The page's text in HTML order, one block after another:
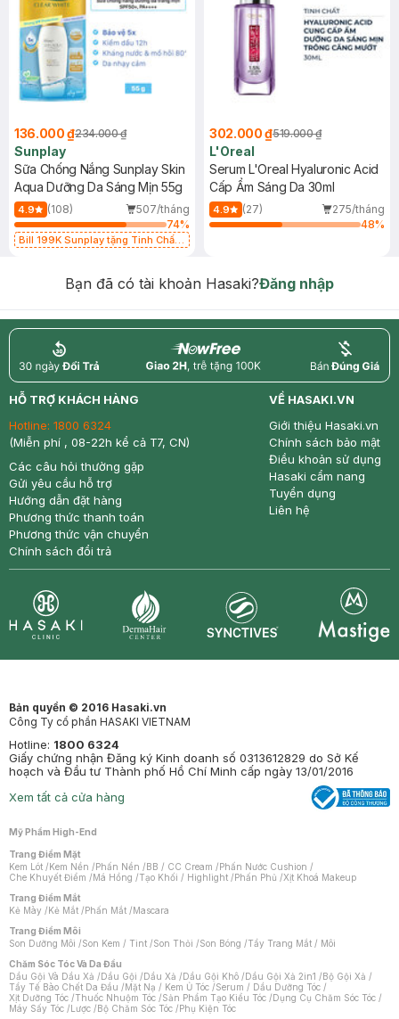
136.000 ₫234.000 ₫
Sunplay
Sữa Chống Nắng Sunplay Skin
Aqua Dưỡng Da Sáng Mịn 55g
4.9 (108)
507/tháng
74%
Bill 199K Sunplay tặng Tinh Chất
302.000 ₫519.000 ₫
L'Oreal
Serum L'Oreal Hyaluronic Acid
Cấp Ẩm Sáng Da 30ml
4.9 (27)
275/tháng
48%
Bạn đã có tài khoản Hasaki?Đăng nhập
return nowfree price
HỖ TRỢ KHÁCH HÀNG
Hotline: 1800 6324
(Miễn phí , 08-22h kể cả T7, CN)
Các câu hỏi thường gặp
Gửi yêu cầu hỗ trợ
Hướng dẫn đặt hàng
Phương thức thanh toán
Phương thức vận chuyển
Chính sách đổi trả
VỀ HASAKI.VN
Giới thiệu Hasaki.vn
Chính sách bảo mật
Điều khoản sử dụng
Hasaki cẩm nang
Tuyển dụng
Liên hệ
Bản quyền © 2016 Hasaki.vn
Công Ty cổ phần HASAKI VIETNAM
Hotline: 1800 6324
Giấy chứng nhận Đăng ký Kinh doanh số 0313612829 do Sở Kế
hoạch và Đầu tư Thành phố Hồ Chí Minh cấp ngày 13/01/2016
Xem tất cả cửa hàng
Mỹ Phẩm High-End
Trang Điểm Mặt
Kem Lót /Kem Nền /Phấn Nền /BB / CC Cream /Phấn Nước Cushion /
Che Khuyết Điểm /Má Hồng /Tạo Khối / Highlight /Phấn Phủ /Xịt Khoá Makeup
Trang Điểm Mắt
Kẻ Mày /Kẻ Mắt /Phấn Mắt /Mascara
Trang Điểm Môi
Son Dưỡng Môi /Son Kem / Tint /Son Thỏi /Son Bóng /Tẩy Trang Mắt / Môi
Chăm Sóc Tóc Và Da Đầu
Dầu Gội Và Dầu Xả /Dầu Gội /Dầu Xả /Dầu Gội Khô /Dầu Gội Xả 2in1 /Bộ Gội Xả /
Tẩy Tế Bào Chết Da Đầu /Mặt Nạ / Kem Ủ Tóc /Serum / Dầu Dưỡng Tóc /
Xịt Dưỡng Tóc /Thuốc Nhuộm Tóc /Sản Phẩm Tạo Kiểu Tóc /Dụng Cụ Chăm Sóc Tóc /
Máy Sấy Tóc /Lược /Bộ Chăm Sóc Tóc /Phụ Kiện Tóc